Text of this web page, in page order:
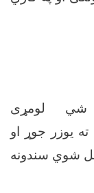
شي لومړی
یوزر جوړ او
شوي سندونه